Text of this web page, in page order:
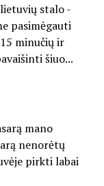
stalo -
pasimėgauti
minučių ir
šiuo...
mano
nenorėtų
pirkti labai